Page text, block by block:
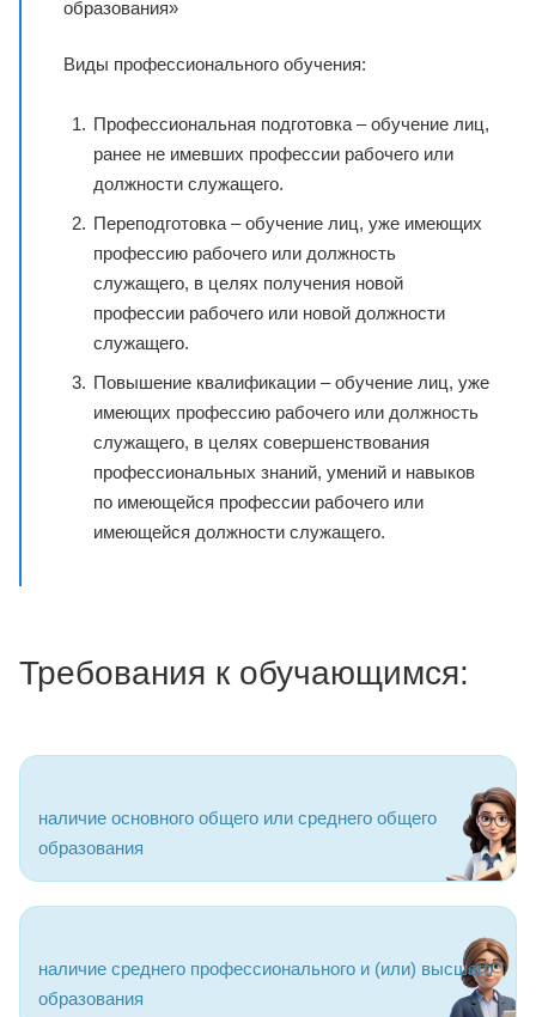
образования»
Виды профессионального обучения:
Профессиональная подготовка – обучение лиц,
ранее не имевших профессии рабочего или
должности служащего.
Переподготовка – обучение лиц, уже имеющих
профессию рабочего или должность
служащего, в целях получения новой
профессии рабочего или новой должности
служащего.
Повышение квалификации – обучение лиц, уже
имеющих профессию рабочего или должность
служащего, в целях совершенствования
профессиональных знаний, умений и навыков
по имеющейся профессии рабочего или
имеющейся должности служащего.
Требования к обучающимся:
наличие основного общего или среднего общего
образования
наличие среднего профессионального и (или) высшего
образования